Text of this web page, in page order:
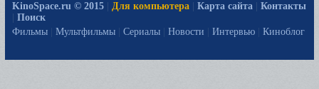
KinoSpace.ru © 2015 Для компьютера Карта сайта
Контакты
Поиск
Фильмы
Мультфильмы Сериалы Новости Интервью Киноблог